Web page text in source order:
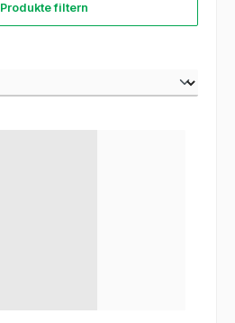
Produkte filtern